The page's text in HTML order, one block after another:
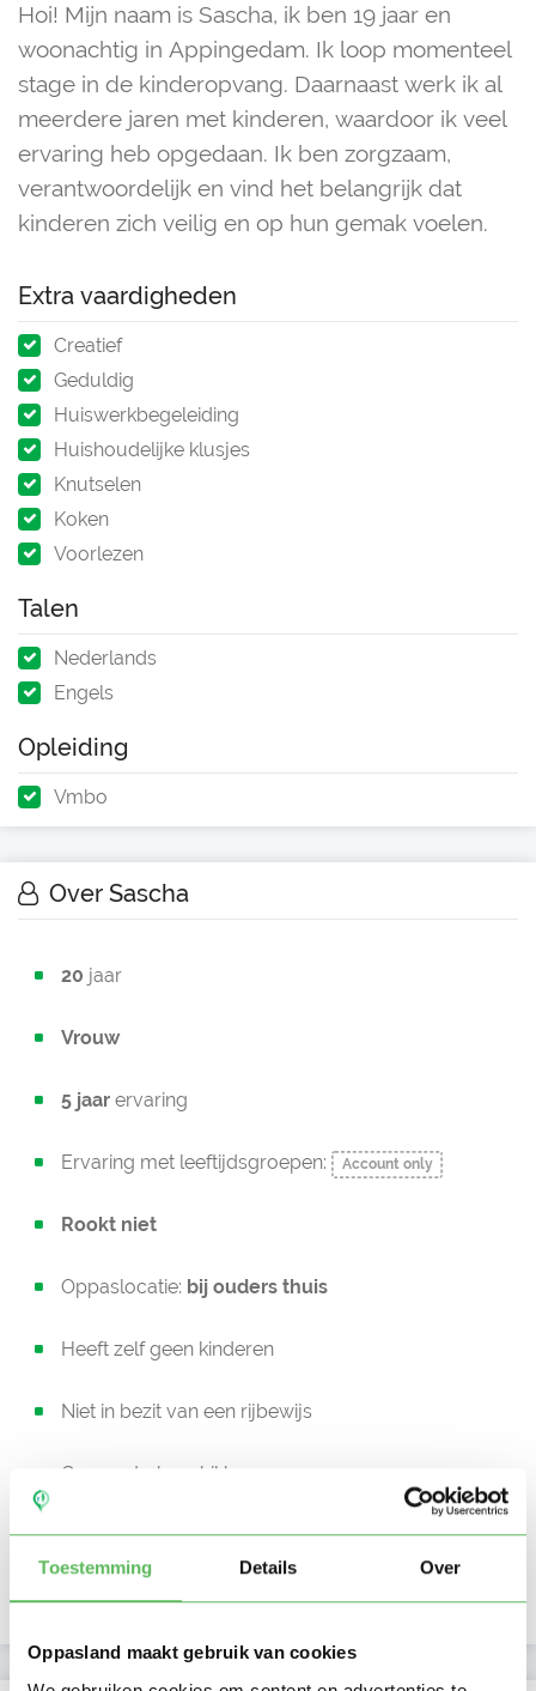
Toestemming Details Over
Oppasland maakt gebruik van cookies
Hoi! Mijn naam is Sascha, ik ben 19 jaar en
woonachtig in Appingedam. Ik loop momenteel
stage in de kinderopvang. Daarnaast werk ik al
meerdere jaren met kinderen, waardoor ik veel
ervaring heb opgedaan. Ik ben zorgzaam,
verantwoordelijk en vind het belangrijk dat
kinderen zich veilig en op hun gemak voelen.
Extra vaardigheden
Creatief
Geduldig
Huiswerkbegeleiding
Huishoudelijke klusjes
Knutselen
Koken
Voorlezen
Talen
Nederlands
Engels
Opleiding
Vmbo
Over Sascha
20 jaar
Vrouw
5 jaar ervaring
Ervaring met leeftijdsgroepen: Account only
Rookt niet
Oppaslocatie: bij ouders thuis
Heeft zelf geen kinderen
Niet in bezit van een rijbewijs
Geen auto beschikbaar
Beschikbaar vanaf: Account only
Uurtarief: Account only